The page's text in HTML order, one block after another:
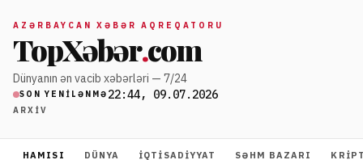
AZƏRBAYCAN XƏBƏR AQREQATORU
TopXəbər.com
Dünyanın ən vacib xəbərləri — 7/24
SON YENILƏNMƏ 22:44, 09.07.2026
ARXIV
HAMISI DÜNYA İQTISADIYYAT SƏHM BAZARI